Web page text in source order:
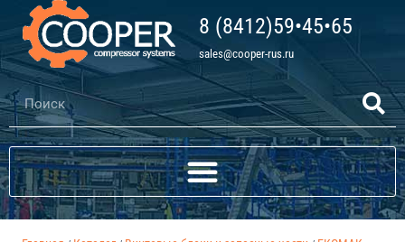
8 (8412)59•45•65
sales@cooper-rus.ru